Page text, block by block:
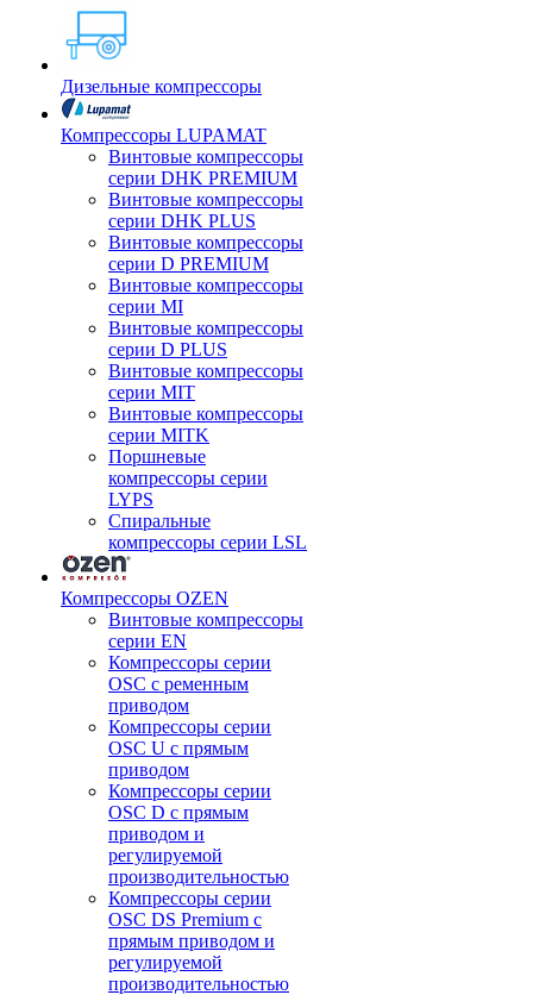
Дизельные компрессоры
Компрессоры LUPAMAT
Винтовые компрессоры
серии DHK PREMIUM
Винтовые компрессоры
серии DHK PLUS
Винтовые компрессоры
серии D PREMIUM
Винтовые компрессоры
серии MI
Винтовые компрессоры
серии D PLUS
Винтовые компрессоры
серии MIT
Винтовые компрессоры
серии MITK
Поршневые
компрессоры серии
LYPS
Спиральные
компрессоры серии LSL
Компрессоры OZEN
Винтовые компрессоры
серии EN
Компрессоры серии
OSC с ременным
приводом
Компрессоры серии
OSC U с прямым
приводом
Компрессоры серии
OSC D с прямым
приводом и
регулируемой
производительностью
Компрессоры серии
OSC DS Premium с
прямым приводом и
регулируемой
производительностью